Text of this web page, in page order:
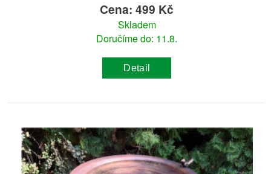
Cena: 499 Kč
Skladem
Doručíme do: 11.8.
Detail